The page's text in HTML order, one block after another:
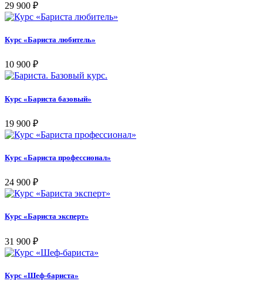
29 900 ₽
Курс «Бариста любитель»
10 900 ₽
Курс «Бариста базовый»
19 900 ₽
Курс «Бариста профессионал»
24 900 ₽
Курс «Бариста эксперт»
31 900 ₽
Курс «Шеф-бариста»